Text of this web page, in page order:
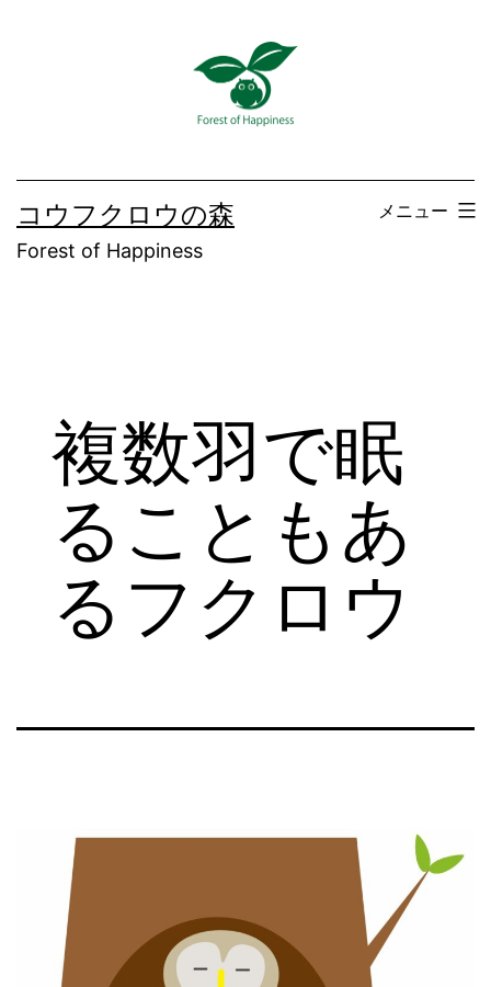
ス
コウフクロウの森
Forest of Happiness
メニュー
複数羽で眠
ることもあ
るフクロウ